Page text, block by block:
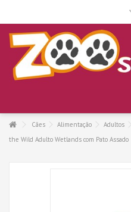
Cães Alimentação Adultos
the Wild Adulto Wetlands com Pato Assado